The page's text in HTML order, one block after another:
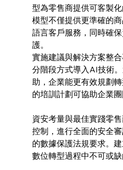
型為零售商提供可客製
模型不僅提供更準確的
語言客戶服務，同時確
護。
實施建議與解決方案整
分階段方式導入AI技術
助，企業能更有效規劃
的培訓計劃可協助企業團
資安考量與最佳實踐零
控制，進行全面的安全
的數據保護法規要求。
數位轉型過程中不可或缺